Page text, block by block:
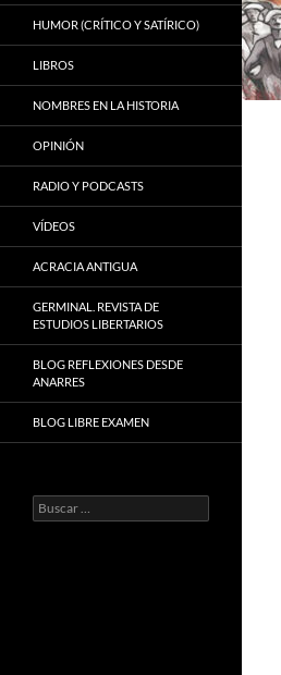
HUMOR (CRÍTICO Y SATÍRICO)
LIBROS
NOMBRES EN LA HISTORIA
OPINIÓN
RADIO Y PODCASTS
VÍDEOS
ACRACIA ANTIGUA
GERMINAL. REVISTA DE
ESTUDIOS LIBERTARIOS
BLOG REFLEXIONES DESDE
ANARRES
BLOG LIBRE EXAMEN
Buscar: